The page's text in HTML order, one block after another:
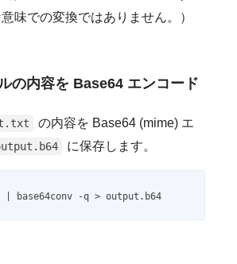
味での変換ではありません。）
の内容を Base64 エンコード
の内容を Base64 (mime) エ
に保存します。
base64conv -q > output.b64